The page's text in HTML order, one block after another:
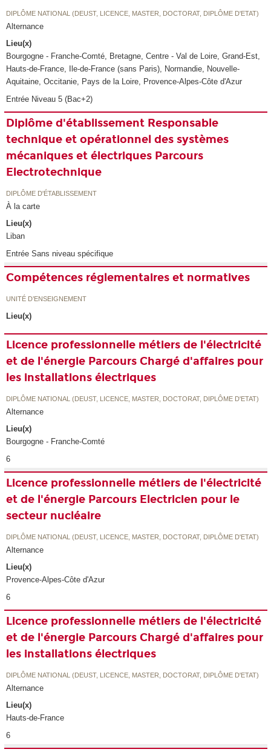
DIPLÔME NATIONAL (DEUST, LICENCE, MASTER, DOCTORAT, DIPLÔME D'ETAT)
Alternance
Lieu(x)
Bourgogne - Franche-Comté, Bretagne, Centre - Val de Loire, Grand-Est,
Hauts-de-France, Ile-de-France (sans Paris), Normandie, Nouvelle-
Aquitaine, Occitanie, Pays de la Loire, Provence-Alpes-Côte d'Azur
Entrée Niveau 5 (Bac+2)
Diplôme d'établissement Responsable
technique et opérationnel des systèmes
mécaniques et électriques Parcours
Electrotechnique
DIPLÔME D'ÉTABLISSEMENT
À la carte
Lieu(x)
Liban
Entrée Sans niveau spécifique
Compétences réglementaires et normatives
UNITÉ D’ENSEIGNEMENT
Lieu(x)
Licence professionnelle métiers de l'électricité
et de l'énergie Parcours Chargé d'affaires pour
les installations électriques
DIPLÔME NATIONAL (DEUST, LICENCE, MASTER, DOCTORAT, DIPLÔME D'ETAT)
Alternance
Lieu(x)
Bourgogne - Franche-Comté
6
Licence professionnelle métiers de l'électricité
et de l'énergie Parcours Electricien pour le
secteur nucléaire
DIPLÔME NATIONAL (DEUST, LICENCE, MASTER, DOCTORAT, DIPLÔME D'ETAT)
Alternance
Lieu(x)
Provence-Alpes-Côte d'Azur
6
Licence professionnelle métiers de l'électricité
et de l'énergie Parcours Chargé d'affaires pour
les installations électriques
DIPLÔME NATIONAL (DEUST, LICENCE, MASTER, DOCTORAT, DIPLÔME D'ETAT)
Alternance
Lieu(x)
Hauts-de-France
6